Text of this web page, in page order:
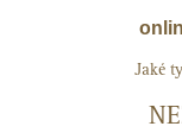
Jaké